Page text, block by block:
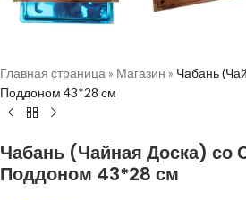
Главная страница » Магазин » Чабань
Поддоном 43*28 см
Чабань (Чайная Доска) со
Поддоном 43*28 см